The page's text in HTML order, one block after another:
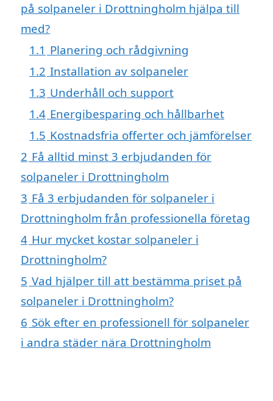
på solpaneler i Drottningholm hjälpa till
med?
1.1 Planering och rådgivning
1.2 Installation av solpaneler
1.3 Underhåll och support
1.4 Energibesparing och hållbarhet
1.5 Kostnadsfria offerter och jämförelser
2 Få alltid minst 3 erbjudanden för
solpaneler i Drottningholm
3 Få 3 erbjudanden för solpaneler i
Drottningholm från professionella företag
4 Hur mycket kostar solpaneler i
Drottningholm?
5 Vad hjälper till att bestämma priset på
solpaneler i Drottningholm?
6 Sök efter en professionell för solpaneler
i andra städer nära Drottningholm